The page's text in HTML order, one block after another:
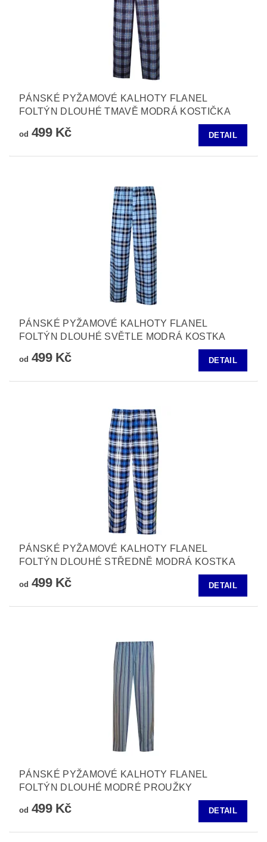
PÁNSKÉ PYŽAMOVÉ KALHOTY FLANEL
FOLTÝN DLOUHÉ TMAVĚ MODRÁ KOSTIČKA
od 499 Kč DETAIL
PÁNSKÉ PYŽAMOVÉ KALHOTY FLANEL
FOLTÝN DLOUHÉ SVĚTLE MODRÁ KOSTKA
od 499 Kč DETAIL
PÁNSKÉ PYŽAMOVÉ KALHOTY FLANEL
FOLTÝN DLOUHÉ STŘEDNĚ MODRÁ KOSTKA
od 499 Kč DETAIL
PÁNSKÉ PYŽAMOVÉ KALHOTY FLANEL
FOLTÝN DLOUHÉ MODRÉ PROUŽKY
od 499 Kč DETAIL